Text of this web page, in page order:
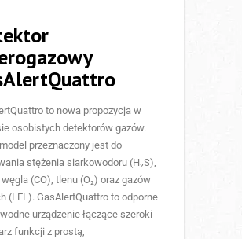
to nowa propozycja w
osobistych detektorów gazów.
przeznaczony jest do
stężenia siarkowodoru (H₂S),
(CO), tlenu (O₂) oraz gazów
(LEL). GasAlertQuattro to odporne
urządzenie łączące szeroki
funkcji z prostą,